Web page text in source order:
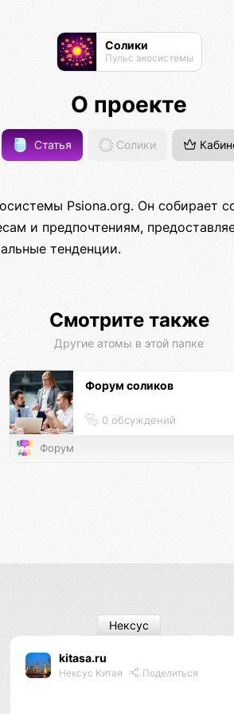
Солики
Пульс экосистемы
О проекте
Статья Солики
Psiona.org. Он собирает
и предпочтениям,
тенденции.
Смотрите также
Другие атомы в этой папке
Форум соликов
0 обсуждений
Форум
kitasa.ru
Нексус Китая Поделиться
Нексус